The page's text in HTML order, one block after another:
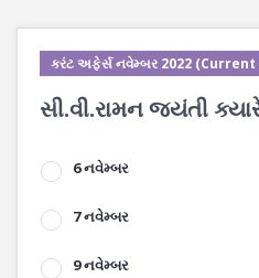
કરંટ અફેર્સ નવેમ્બર 2022
સી.વી.રામન જયંતી
6 નવેમ્બર
7 નવેમ્બર
9 નવેમ્બર